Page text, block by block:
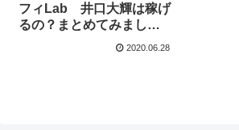
フィLab 井口大輝は稼げ
るの？まとめてみまし
2020.06.28